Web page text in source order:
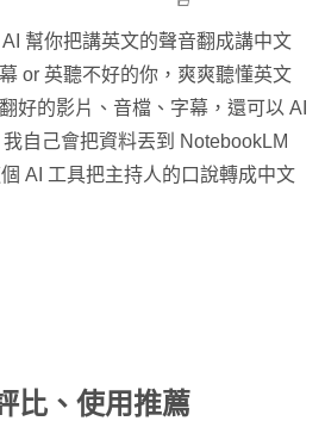
幫你把講英文的聲音翻成講中文
or 英聽不好的你，爽爽聽懂英文
好的影片、音檔、字幕，還可以 AI
自己會把資料丟到 NotebookLM
AI 工具把主持人的口說轉成中文
比、使用推薦